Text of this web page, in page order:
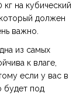
на кубический
должен
важно.
из самых
к влаге,
если у вас в
будет под